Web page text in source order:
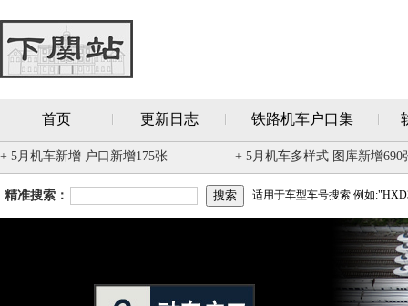
首页 更新日志 铁路机车户口集
+ 5月机车新增 户口新增175张 + 5月机车多样式 图库新增690
精准搜索： 适用于车型车号搜索 例如